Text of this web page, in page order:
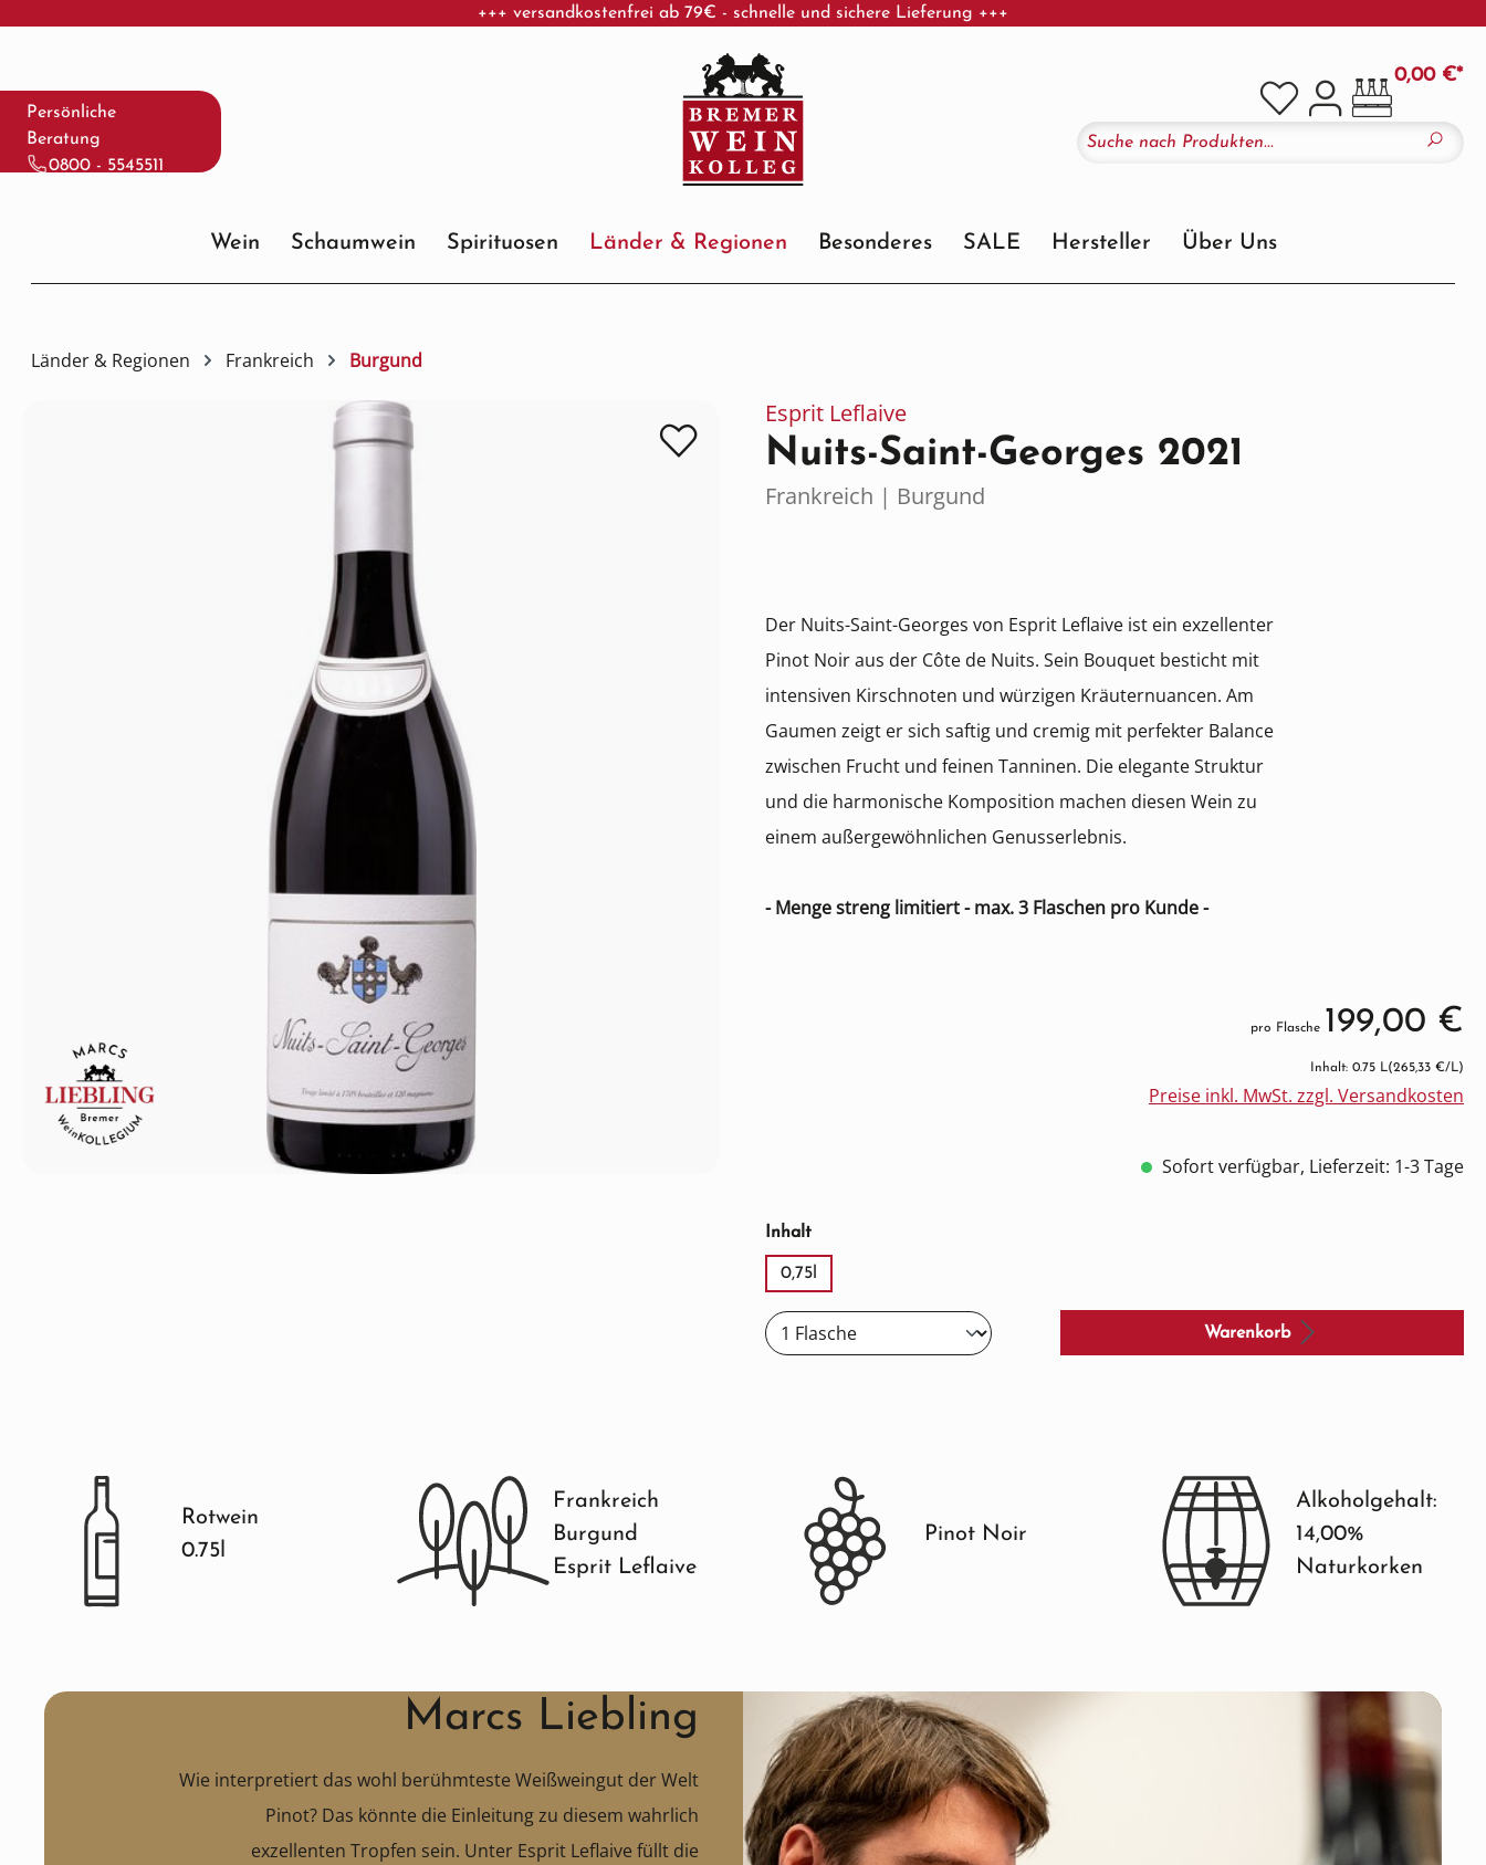
Hauptinhalt springen
Zur Suche springen
Zur Hauptnavigation springen
Persönliche
Beratung
0800 - 5545511
+++ versandkostenfrei ab 79€ - schnelle und sichere Lieferung +++
0,00 €*
Wein Schaumwein Spirituosen Länder & Regionen Besonderes SALE Hersteller Über Uns
Länder & Regionen Frankreich Burgund
Esprit Leflaive
Nuits-Saint-Georges 2021
Frankreich | Burgund
Der Nuits-Saint-Georges von Esprit Leflaive ist ein exzellenter
Pinot Noir aus der Côte de Nuits. Sein Bouquet besticht mit
intensiven Kirschnoten und würzigen Kräuternuancen. Am
Gaumen zeigt er sich saftig und cremig mit perfekter Balance
zwischen Frucht und feinen Tanninen. Die elegante Struktur
und die harmonische Komposition machen diesen Wein zu
einem außergewöhnlichen Genusserlebnis.
- Menge streng limitiert - max. 3 Flaschen pro Kunde -
pro Flasche 199,00 €
Inhalt: 0.75 L(265,33 €/L)
Preise inkl. MwSt. zzgl. Versandkosten
Sofort verfügbar, Lieferzeit: 1-3 Tage
Inhaltauswählen
0,75l
Warenkorb
Rotwein
0.75l
Frankreich
Burgund
Esprit Leflaive
Pinot Noir
Alkoholgehalt:
14,00%
Naturkorken
Marcs Liebling
Wie interpretiert das wohl berühmteste Weißweingut der Welt
Pinot? Das könnte die Einleitung zu diesem wahrlich
exzellenten Tropfen sein. Unter Esprit Leflaive füllt die